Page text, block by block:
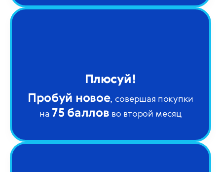
Плюсуй!
Пробуй новое, совершая покупки
на 75 баллов во второй месяц